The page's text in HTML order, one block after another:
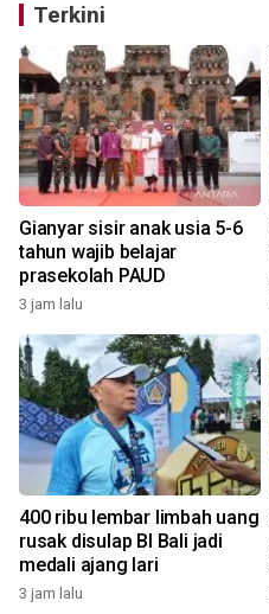
Terkini
Gianyar sisir anak usia 5-6
tahun wajib belajar
prasekolah PAUD
3 jam lalu
400 ribu lembar limbah uang
rusak disulap BI Bali jadi
medali ajang lari
3 jam lalu